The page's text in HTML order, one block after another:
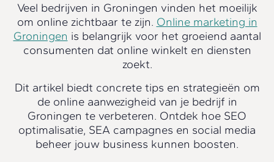
Veel bedrijven in Groningen vinden het moeilijk
om online zichtbaar te zijn. Online marketing in
Groningen is belangrijk voor het groeiend aantal
consumenten dat online winkelt en diensten
zoekt.
Dit artikel biedt concrete tips en strategieën om
de online aanwezigheid van je bedrijf in
Groningen te verbeteren. Ontdek hoe SEO
optimalisatie, SEA campagnes en social media
beheer jouw business kunnen boosten.